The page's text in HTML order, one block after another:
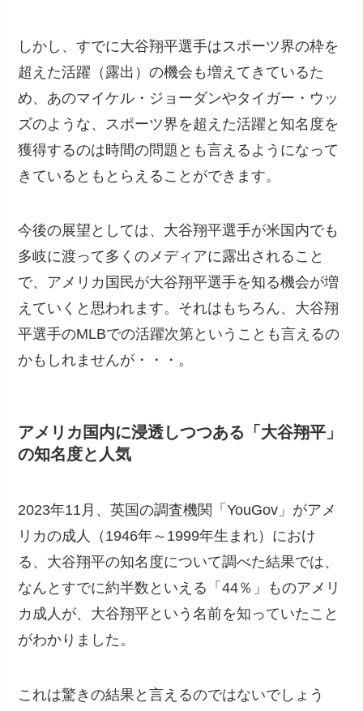
しかし、すでに大谷翔平選手はスポーツ界の枠を
超えた活躍（露出）の機会も増えてきているた
め、あのマイケル・ジョーダンやタイガー・ウッ
ズのような、スポーツ界を超えた活躍と知名度を
獲得するのは時間の問題とも言えるようになって
きているともとらえることができます。
今後の展望としては、大谷翔平選手が米国内でも
多岐に渡って多くのメディアに露出されること
で、アメリカ国民が大谷翔平選手を知る機会が増
えていくと思われます。それはもちろん、大谷翔
平選手のMLBでの活躍次第ということも言えるの
かもしれませんが・・・。
アメリカ国内に浸透しつつある「大谷翔平」
の知名度と人気
2023年11月、英国の調査機関「YouGov」がアメ
リカの成人（1946年～1999年生まれ）におけ
る、大谷翔平の知名度について調べた結果では、
なんとすでに約半数といえる「44％」ものアメリ
カ成人が、大谷翔平という名前を知っていたこと
がわかりました。
これは驚きの結果と言えるのではないでしょう